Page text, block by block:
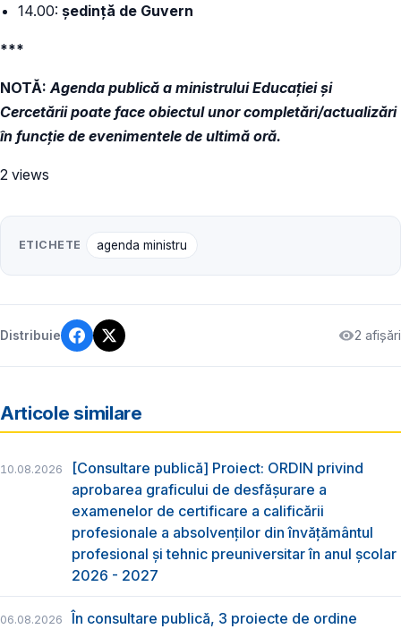
14.00: ședință de Guvern
***
NOTĂ: Agenda publică a ministrului Educației și
Cercetării poate face obiectul unor completări/actualizări
în funcție de evenimentele de ultimă oră.
2 views
ETICHETE agenda ministru
Distribuie 2 afișări
Articole similare
10.08.2026
[Consultare publică] Proiect: ORDIN privind
aprobarea graficului de desfăşurare a
examenelor de certificare a calificării
profesionale a absolvenţilor din învăţământul
profesional şi tehnic preuniversitar în anul şcolar
2026 - 2027
06.08.2026
În consultare publică, 3 proiecte de ordine